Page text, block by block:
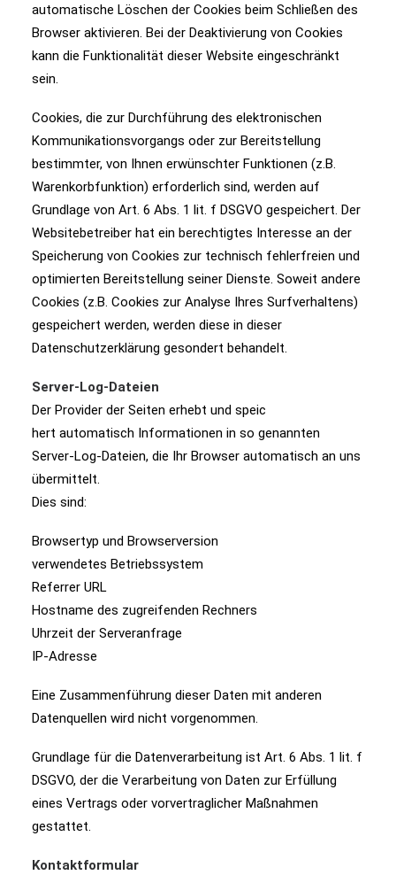
automatische Löschen der Cookies beim Schließen des
Browser aktivieren. Bei der Deaktivierung von Cookies
kann die Funktionalität dieser Website eingeschränkt
sein.
Cookies, die zur Durchführung des elektronischen
Kommunikationsvorgangs oder zur Bereitstellung
bestimmter, von Ihnen erwünschter Funktionen (z.B.
Warenkorbfunktion) erforderlich sind, werden auf
Grundlage von Art. 6 Abs. 1 lit. f DSGVO gespeichert. Der
Websitebetreiber hat ein berechtigtes Interesse an der
Speicherung von Cookies zur technisch fehlerfreien und
optimierten Bereitstellung seiner Dienste. Soweit andere
Cookies (z.B. Cookies zur Analyse Ihres Surfverhaltens)
gespeichert werden, werden diese in dieser
Datenschutzerklärung gesondert behandelt.
Server-Log-Dateien
Der Provider der Seiten erhebt und speic
hert automatisch Informationen in so genannten
Server-Log-Dateien, die Ihr Browser automatisch an uns
übermittelt.
Dies sind:
Browsertyp und Browserversion
verwendetes Betriebssystem
Referrer URL
Hostname des zugreifenden Rechners
Uhrzeit der Serveranfrage
IP-Adresse
Eine Zusammenführung dieser Daten mit anderen
Datenquellen wird nicht vorgenommen.
Grundlage für die Datenverarbeitung ist Art. 6 Abs. 1 lit. f
DSGVO, der die Verarbeitung von Daten zur Erfüllung
eines Vertrags oder vorvertraglicher Maßnahmen
gestattet.
Kontaktformular